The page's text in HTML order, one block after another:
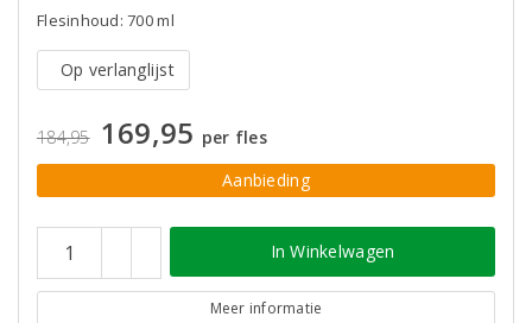
Flesinhoud: 700 ml
Op verlanglijst
184,95 169,95 per fles
Aanbieding
In Winkelwagen
Meer informatie